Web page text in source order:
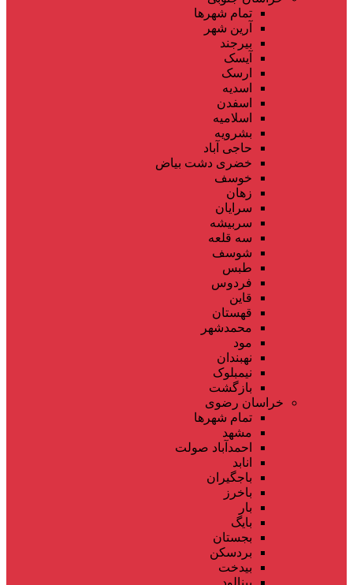
تمام شهر‌ها
آرین شهر
بیرجند
آیسک
ارسک
اسدیه
اسفدن
اسلامیه
بشرویه
حاجی آباد
خضری دشت بیاض
خوسف
زهان
سرایان
سربیشه
سه قلعه
شوسف
طبس
فردوس
قاین
قهستان
محمدشهر
مود
نهبندان
نیمبلوک
بازگشت
خراسان رضوی
تمام شهر‌ها
مشهد
احمدآباد صولت
انابد
باجگیران
باخرز
بار
بایگ
بجستان
بردسکن
بیدخت
بینالود